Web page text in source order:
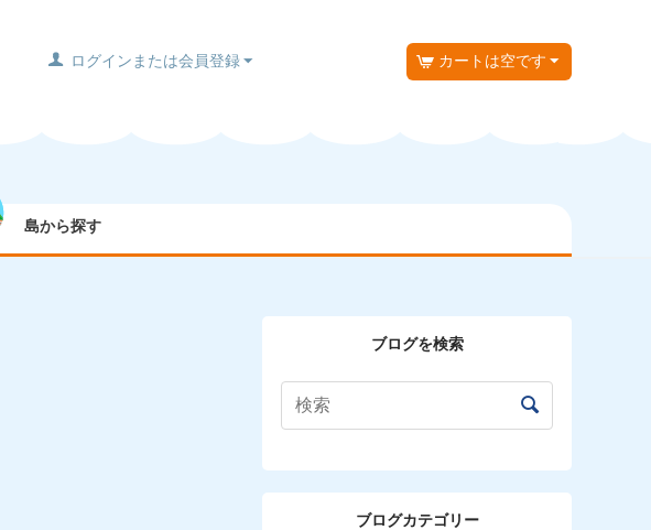
ログインまたは会員登録 カートは空です
島から探す
ブログを検索
ブログカテゴリー